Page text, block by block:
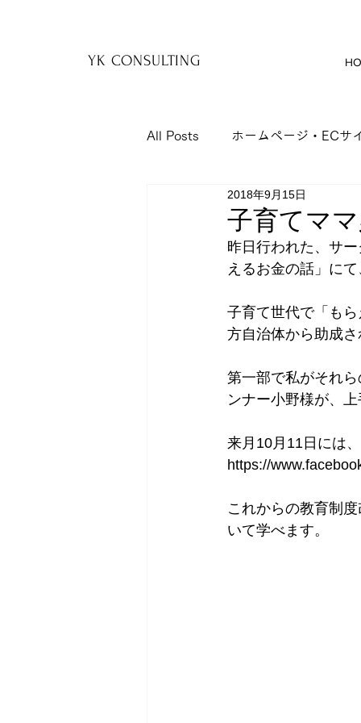
YK CONSULTING
All Posts ホームページ・ECサ
セミナー
経費節減 企業研修
子育てマ
2018年9月15日
昨日行われた、サ
えるお金の話」に
子育て世代で「も
方自治体から助成
第一部で私がそれ
ンナー小野様が、
来月10月11日には
https://
これからの教育制
いて学べます。